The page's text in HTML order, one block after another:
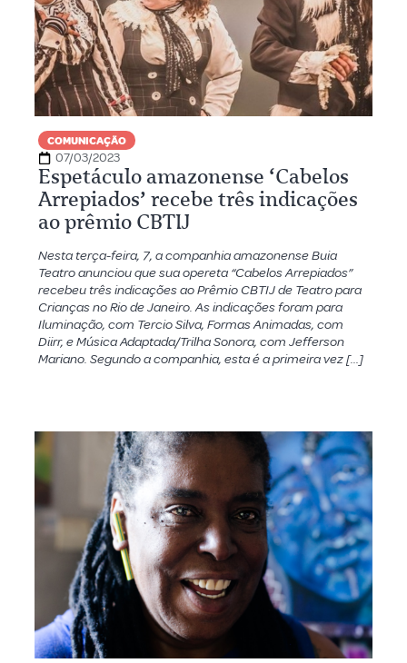
COMUNICAÇÃO
07/03/2023
Espetáculo amazonense ‘Cabelos
Arrepiados’ recebe três indicações
ao prêmio CBTIJ
Nesta terça-feira, 7, a companhia amazonense Buia
Teatro anunciou que sua opereta “Cabelos Arrepiados”
recebeu três indicações ao Prêmio CBTIJ de Teatro para
Crianças no Rio de Janeiro. As indicações foram para
Iluminação, com Tercio Silva, Formas Animadas, com
Diirr, e Música Adaptada/Trilha Sonora, com Jefferson
Mariano. Segundo a companhia, esta é a primeira vez […]